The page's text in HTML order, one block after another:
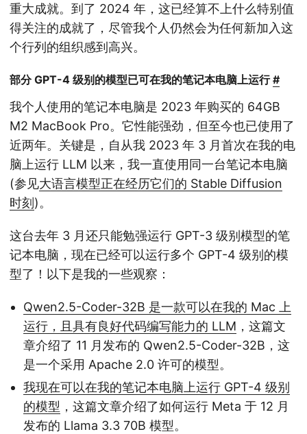
重大成就。到了 2024 年，这已经算不上什么特别值
得关注的成就了，尽管我个人仍然会为任何新加入这
个行列的组织感到高兴。
部分 GPT-4 级别的模型已可在我的笔记本电脑上运行#
我个人使用的笔记本电脑是 2023 年购买的 64GB
M2 MacBook Pro。它性能强劲，但至今也已使用了
近两年。关键是，自从我 2023 年 3 月首次在我的电
脑上运行 LLM 以来，我一直使用同一台笔记本电脑
(参见大语言模型正在经历它们的 Stable Diffusion
时刻 )。
这台去年 3 月还只能勉强运行 GPT-3 级别模型的笔
记本电脑，现在已经可以运行多个 GPT-4 级别的模
型了！以下是我的一些观察：
Qwen2.5-Coder-32B 是一款可以在我的 Mac 上
运行，且具有良好代码编写能力的 LLM ，这篇文
章介绍了 11 月发布的 Qwen2.5-Coder-32B，这
是一个采用 Apache 2.0 许可的模型。
我现在可以在我的笔记本电脑上运行 GPT-4 级别
的模型 ，这篇文章介绍了如何运行 Meta 于 12 月
发布的 Llama 3.3 70B 模型。